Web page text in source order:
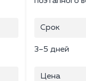
Срок
3–5 дней
Цена